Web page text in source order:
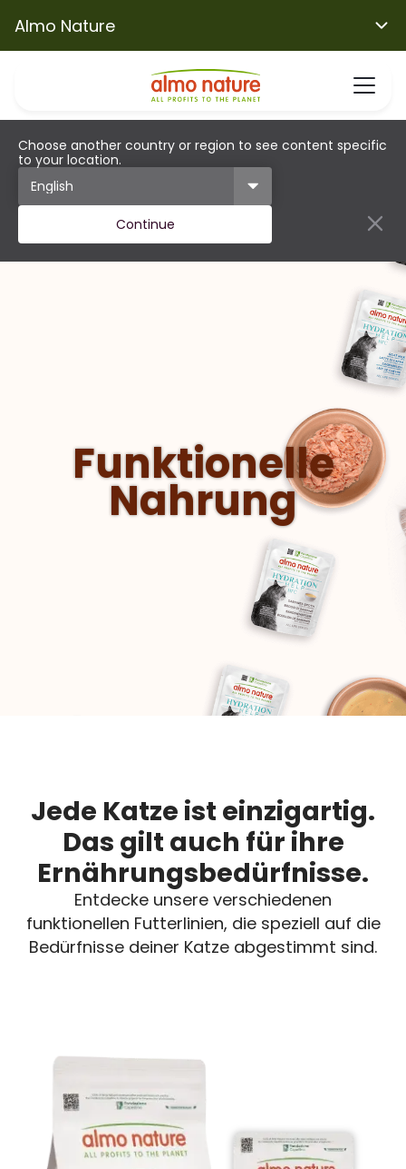
Almo Nature
Choose another country or region to see content specific
to your location.
Continue
Nahrung
Jede Katze ist einzigartig.
Das gilt auch für ihre
Ernährungsbedürfnisse.
Entdecke unsere verschiedenen
funktionellen Futterlinien, die speziell auf die
Bedürfnisse deiner Katze abgestimmt sind.